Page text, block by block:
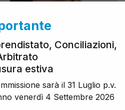
Conciliazioni,
estiva
sarà il 31 Luglio p.v.
venerdì 4 Settembre 2026